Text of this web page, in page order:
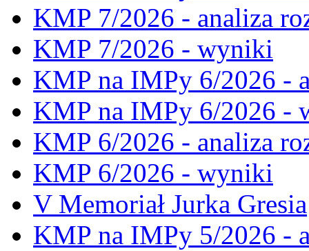
KMP 7/2026 - analiza
KMP 7/2026 - wyniki
KMP na IMPy 6/2026 -
KMP na IMPy 6/2026 -
KMP 6/2026 - analiza
KMP 6/2026 - wyniki
V Memoriał Jurka Gresia
KMP na IMPy 5/2026 -